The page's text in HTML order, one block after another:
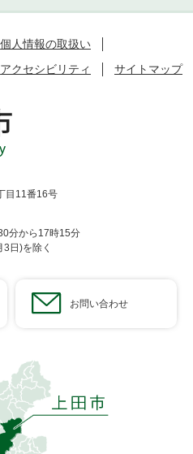
個人情報の取扱い
アクセシビリティ サイトマップ
目11番16号
分から17時15分
日)を除く
お問い合わせ